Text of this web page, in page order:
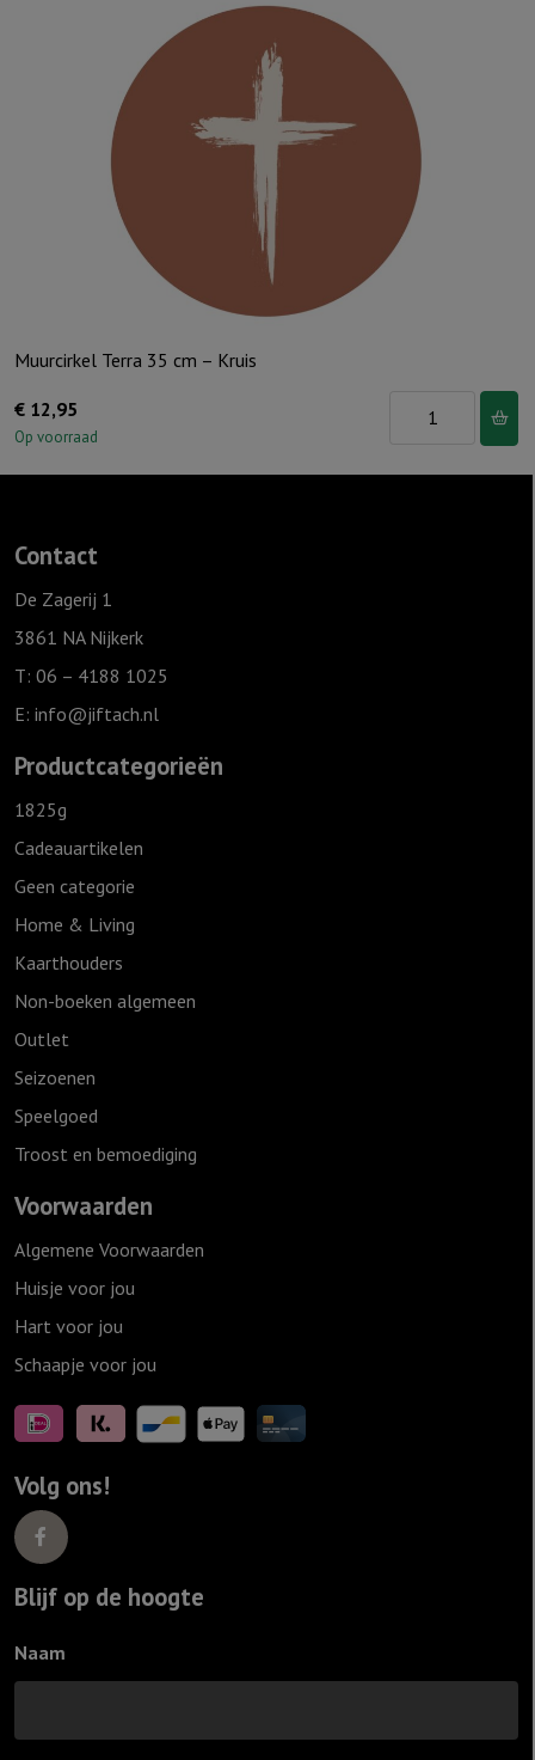
Muurcirkel Terra 35 cm – Kruis
€ 12,95
Op voorraad
35
Contact
De Zagerij 1
3861 NA Nijkerk
T: 06 – 4188 1025
E: info@jiftach.nl
Productcategorieën
1825g
Cadeauartikelen
Geen categorie
Home & Living
Kaarthouders
Non-boeken algemeen
Outlet
Seizoenen
Speelgoed
Troost en bemoediging
Voorwaarden
Algemene Voorwaarden
Huisje voor jou
Hart voor jou
Schaapje voor jou
Volg ons!
Blijf op de hoogte
Naam